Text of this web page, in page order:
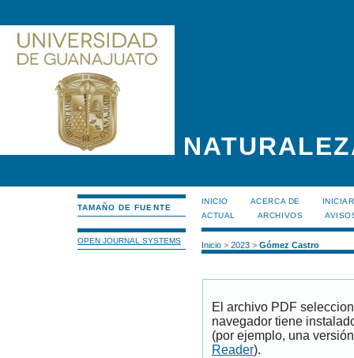
TAMAÑO DE FUENTE
OPEN JOURNAL SYSTEMS
INICIO ACERCA DE
ACTUAL
ARCHIVOS
Inicio> 2023> Gómez Castro
El archivo PDF
navegador tiene
(por ejemplo, una
Reader).